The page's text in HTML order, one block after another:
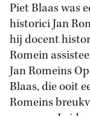
Piet Blaas was
historici Jan
hij docent
Romein
Jan Romeins
Blaas, die ooit
Romeins